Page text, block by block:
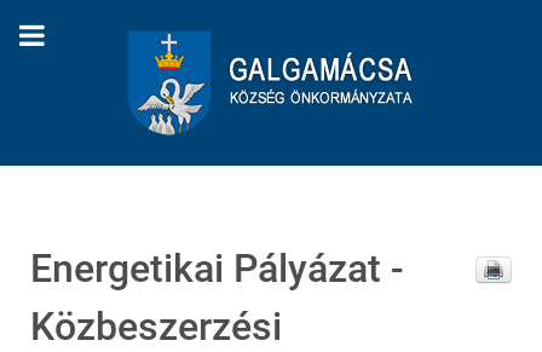
Energetikai Pályázat -
Közbeszerzési